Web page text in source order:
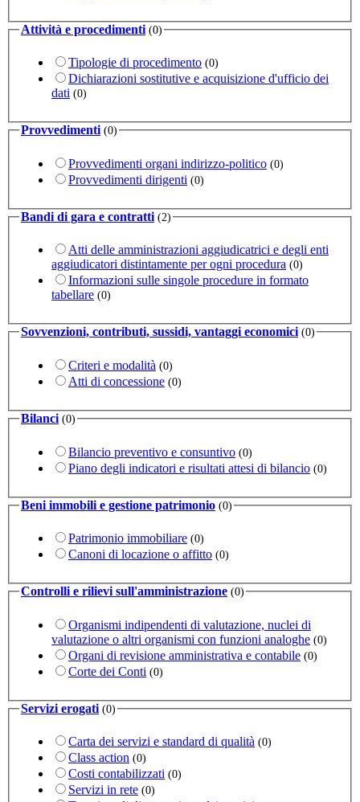
Attività e procedimenti (0)
Tipologie di procedimento (0)
Dichiarazioni sostitutive e acquisizione d'ufficio dei
dati (0)
Provvedimenti (0)
Provvedimenti organi indirizzo-politico (0)
Provvedimenti dirigenti (0)
Bandi di gara e contratti (2)
Atti delle amministrazioni aggiudicatrici e degli enti
aggiudicatori distintamente per ogni procedura (0)
Informazioni sulle singole procedure in formato
tabellare (0)
Sovvenzioni, contributi, sussidi, vantaggi economici (0)
Criteri e modalità (0)
Atti di concessione (0)
Bilanci (0)
Bilancio preventivo e consuntivo (0)
Piano degli indicatori e risultati attesi di bilancio (0)
Beni immobili e gestione patrimonio (0)
Patrimonio immobiliare (0)
Canoni di locazione o affitto (0)
Controlli e rilievi sull'amministrazione (0)
Organismi indipendenti di valutazione, nuclei di
valutazione o altri organismi con funzioni analoghe (0)
Organi di revisione amministrativa e contabile (0)
Corte dei Conti (0)
Servizi erogati (0)
Carta dei servizi e standard di qualità (0)
Class action (0)
Costi contabilizzati (0)
Servizi in rete (0)